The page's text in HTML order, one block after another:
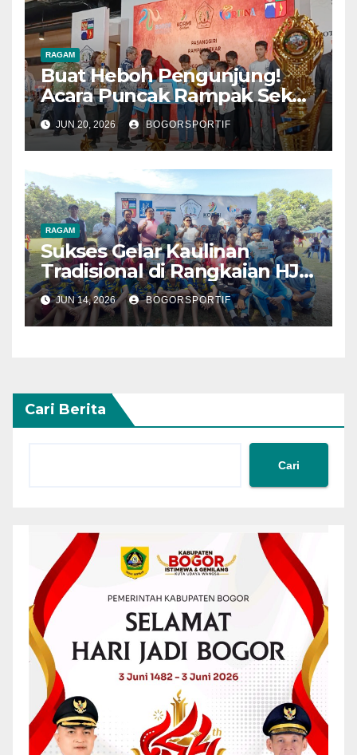
RAGAM
Buat Heboh Pengunjung!
Acara Puncak Rampak Sekar
Dirangkaian HJB Ke 544
Sukses Digelar
JUN 20, 2026 BOGORSPORTIF
RAGAM
Sukses Gelar Kaulinan
Tradisional di Rangkaian HJB
544
JUN 14, 2026 BOGORSPORTIF
Cari Berita
Cari